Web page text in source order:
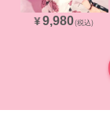
¥9,980(税込)